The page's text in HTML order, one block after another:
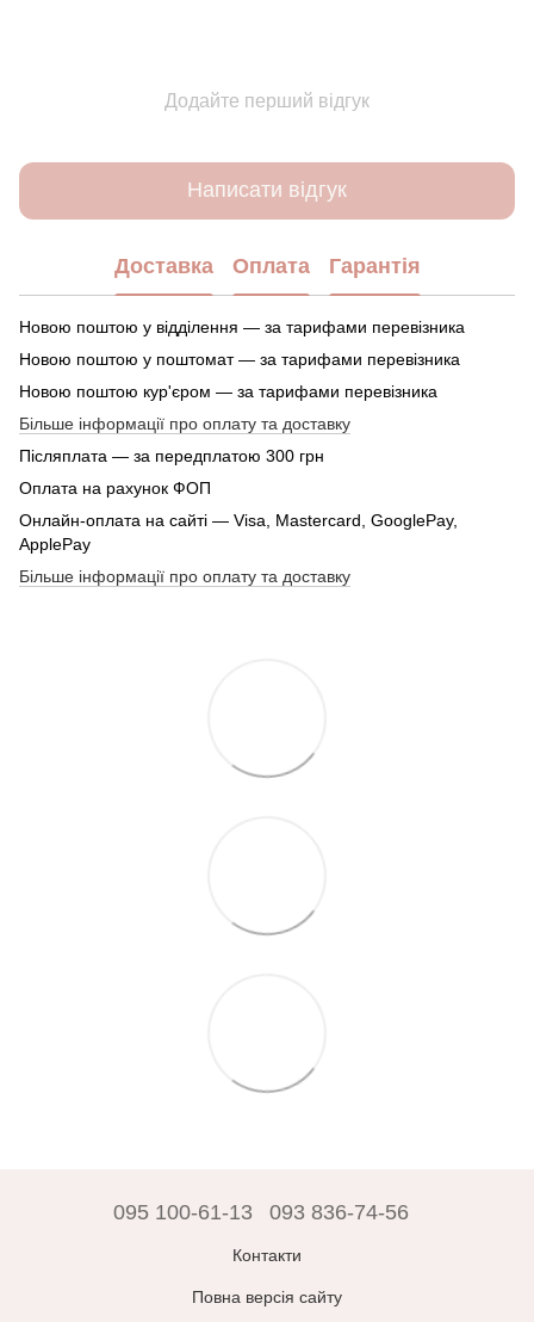
Додайте перший відгук
Написати відгук
Доставка Оплата Гарантія
Новою поштою у відділення — за тарифами перевізника
Новою поштою у поштомат — за тарифами перевізника
Новою поштою кур'єром — за тарифами перевізника
Більше інформації про оплату та доставку
Післяплата — за передплатою 300 грн
Оплата на рахунок ФОП
Онлайн-оплата на сайті — Visa, Mastercard, GooglePay,
ApplePay
Більше інформації про оплату та доставку
095 100-61-13 093 836-74-56
Контакти
Повна версія сайту